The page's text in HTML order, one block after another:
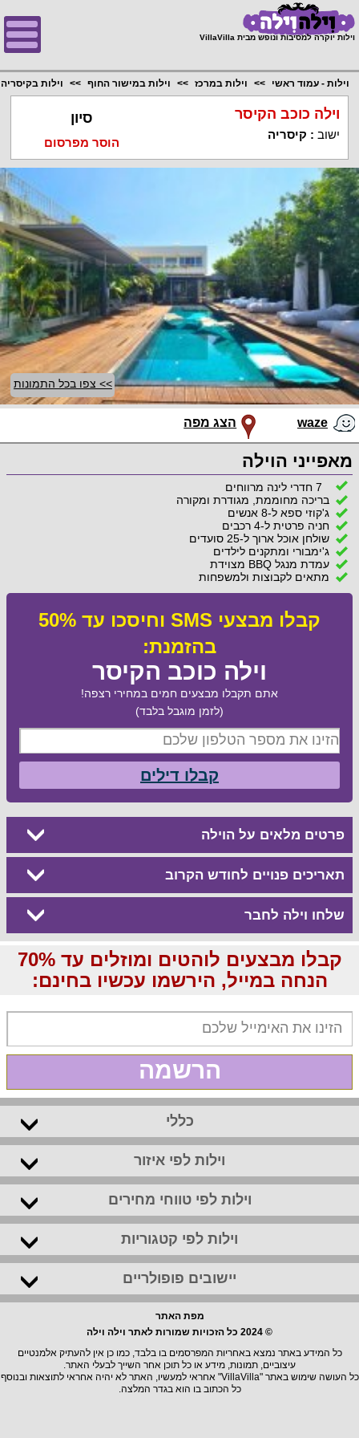
וילות יוקרה למסיבות ונופש מבית VillaVilla
וילות - עמוד ראשי וילות במרכז וילות במישור החוף וילות בקיסריה
וילה כוכב הקיסר
ישוב : קיסריה
סיון
הוסר מפרסום
>> צפו בכל התמונות
waze הצג מפה
מאפייני הוילה
7 חדרי לינה מרווחים
בריכה מחוממת, מגודרת ומקורה
ג'קוזי ספא ל-8 אנשים
חניה פרטית ל-4 רכבים
שולחן אוכל ארוך ל-25 סועדים
ג'ימבורי ומתקנים לילדים
עמדת מנגל BBQ מצוידת
מתאים לקבוצות ולמשפחות
קבלו מבצעי SMS וחיסכו עד 50%
בהזמנת:
וילה כוכב הקיסר
אתם תקבלו מבצעים חמים במחירי רצפה!
(לזמן מוגבל בלבד)
קבלו דילים
פרטים מלאים על הוילה
תאריכים פנויים לחודש הקרוב
שלחו וילה לחבר
קבלו מבצעים לוהטים ומוזלים עד 70%
הנחה במייל, הירשמו עכשיו בחינם:
הרשמה
כללי
וילות לפי איזור
וילות לפי טווחי מחירים
וילות לפי קטגוריות
יישובים פופולריים
מפת האתר
© 2024 כל הזכויות שמורות לאתר וילה וילה
כל המידע באתר נמצא באחריות המפרסמים בו בלבד, כמו כן אין להעתיק אלמנטיים
עיצוביים, תמונות, מידע או כל תוכן אחר השייך לבעלי האתר.
כל העושה שימוש באתר "VillaVilla" אחראי למעשיו, האתר לא יהיה אחראי לתוצאות ובנוסף
כל הכתוב בו הוא בגדר המלצה.